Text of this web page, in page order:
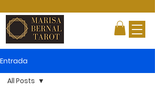
Entrada
All Posts